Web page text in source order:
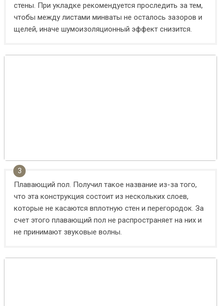
стены. При укладке рекомендуется проследить за тем,
чтобы между листами минваты не осталось зазоров и
щелей, иначе шумоизоляционный эффект снизится.
Плавающий пол. Получил такое название из-за того,
что эта конструкция состоит из нескольких слоев,
которые не касаются вплотную стен и перегородок. За
счет этого плавающий пол не распространяет на них и
не принимают звуковые волны.